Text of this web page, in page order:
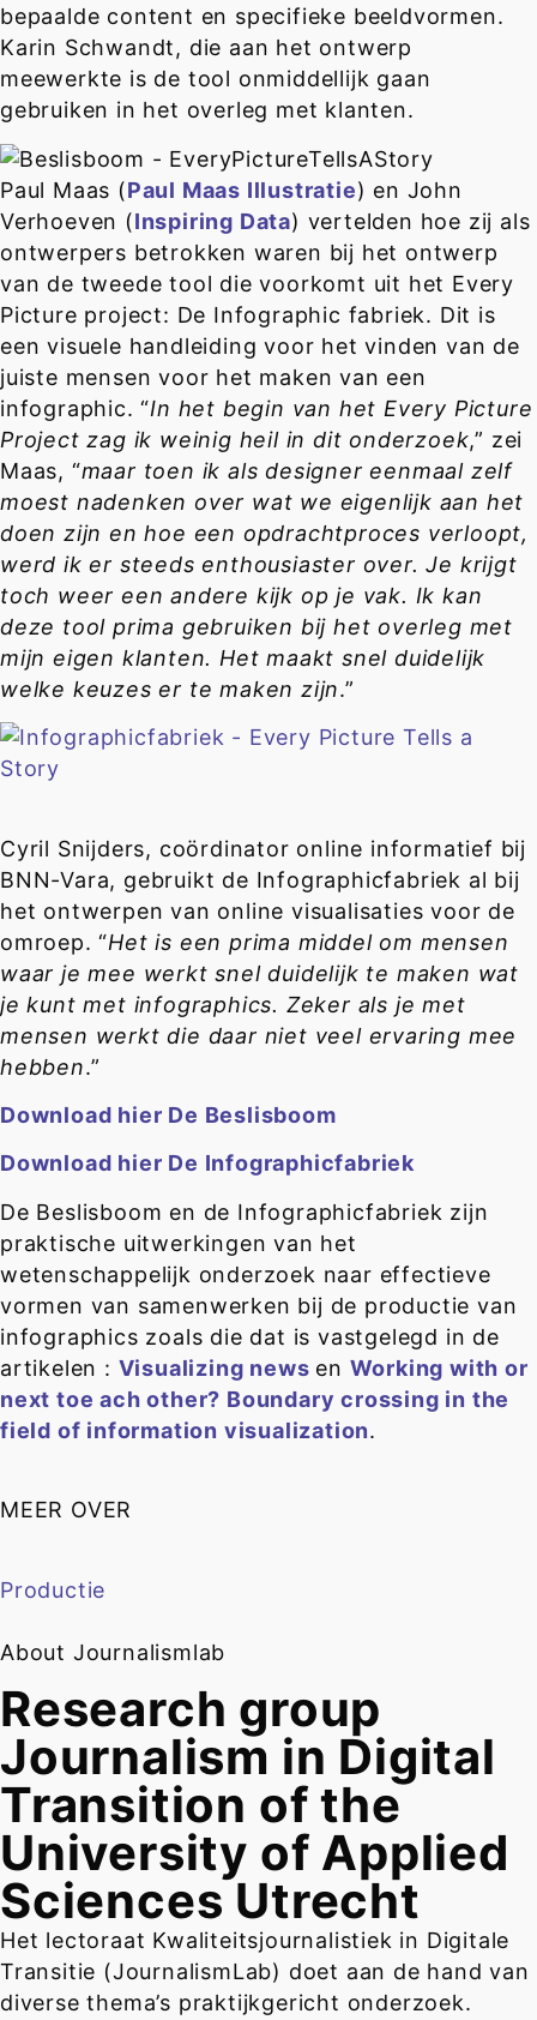
bepaalde content en specifieke beeldvormen.
Karin Schwandt, die aan het ontwerp
meewerkte is de tool onmiddellijk gaan
gebruiken in het overleg met klanten.
Paul Maas (Paul Maas Illustratie) en John
Verhoeven (Inspiring Data) vertelden hoe zij als
ontwerpers betrokken waren bij het ontwerp
van de tweede tool die voorkomt uit het Every
Picture project: De Infographic fabriek. Dit is
een visuele handleiding voor het vinden van de
juiste mensen voor het maken van een
infographic. “In het begin van het Every Picture
Project zag ik weinig heil in dit onderzoek,” zei
Maas, “maar toen ik als designer eenmaal zelf
moest nadenken over wat we eigenlijk aan het
doen zijn en hoe een opdrachtproces verloopt,
werd ik er steeds enthousiaster over. Je krijgt
toch weer een andere kijk op je vak. Ik kan
deze tool prima gebruiken bij het overleg met
mijn eigen klanten. Het maakt snel duidelijk
welke keuzes er te maken zijn.”
Cyril Snijders, coördinator online informatief bij
BNN-Vara, gebruikt de Infographicfabriek al bij
het ontwerpen van online visualisaties voor de
omroep. “Het is een prima middel om mensen
waar je mee werkt snel duidelijk te maken wat
je kunt met infographics. Zeker als je met
mensen werkt die daar niet veel ervaring mee
hebben.”
Download hier De Beslisboom
Download hier De Infographicfabriek
De Beslisboom en de Infographicfabriek zijn
praktische uitwerkingen van het
wetenschappelijk onderzoek naar effectieve
vormen van samenwerken bij de productie van
infographics zoals die dat is vastgelegd in de
artikelen : Visualizing news en Working with or
next toe ach other? Boundary crossing in the
field of information visualization.
MEER OVER
Productie
About Journalismlab
Research group
Journalism in Digital
Transition of the
University of Applied
Sciences Utrecht
Het lectoraat Kwaliteitsjournalistiek in Digitale
Transitie (JournalismLab) doet aan de hand van
diverse thema’s praktijkgericht onderzoek.